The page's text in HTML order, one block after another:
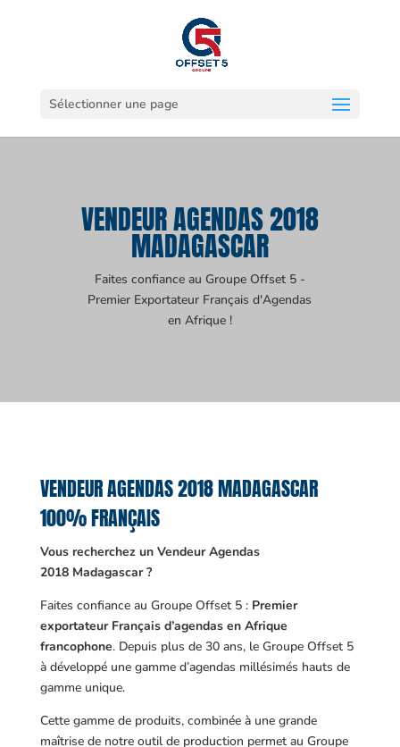
Sélectionner une page
VENDEUR AGENDAS 2018
MADAGASCAR
Faites confiance au Groupe Offset 5 -
Premier Exportateur Français d'Agendas
en Afrique !
VENDEUR AGENDAS 2018 MADAGASCAR
100% FRANÇAIS
Vous recherchez un Vendeur Agendas
2018 Madagascar ?
Faites confiance au Groupe Offset 5 : Premier
exportateur Français d’agendas en Afrique
francophone. Depuis plus de 30 ans, le Groupe Offset 5
à développé une gamme d’agendas millésimés hauts de
gamme unique.
Cette gamme de produits, combinée à une grande
maîtrise de notre outil de production permet au Groupe